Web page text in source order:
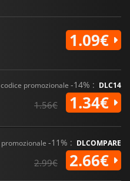
1.09€
codice promozionale -14% : DLC14
1.56€ 1.34€
-11% : DLCOMPARE
2.99€ 2.66€